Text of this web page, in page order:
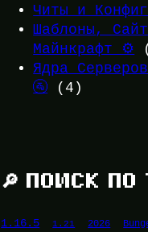
Читы и
Шаблоны,
Майнкрафт ⚙️
Ядра
🚰 (4)
🔎 ПОИСК ПО
1.16.5 1.21 2026